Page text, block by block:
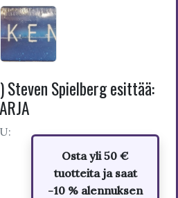
Steven Spielberg esittää:
Osta yli 50 €
tuotteita ja saat
-10 % alennuksen